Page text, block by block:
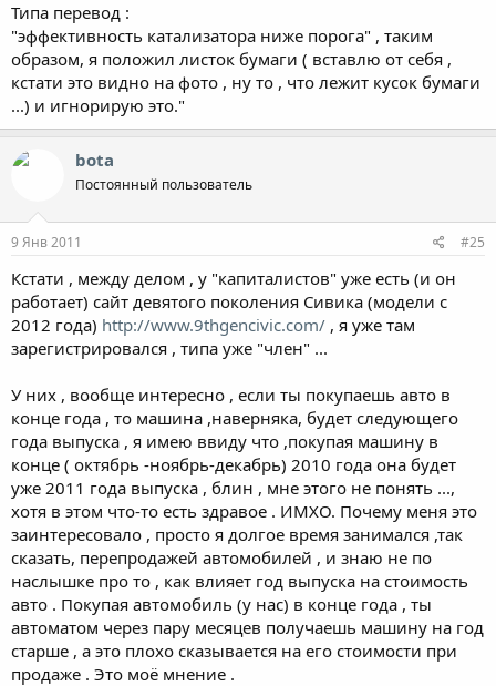
Типа перевод :
"эффективность катализатора ниже порога" , таким
образом, я положил листок бумаги ( вставлю от себя ,
кстати это видно на фото , ну то , что лежит кусок бумаги
...) и игнорирую это."
bota
Постоянный пользователь
9 Янв 2011 #25
Кстати , между делом , у "капиталистов" уже есть (и он
работает) сайт девятого поколения Сивика (модели с
2012 года) http://www.9thgencivic.com/ , я уже там
зарегистрировался , типа уже "член" ...
У них , вообще интересно , если ты покупаешь авто в
конце года , то машина ,наверняка, будет следующего
года выпуска , я имею ввиду что ,покупая машину в
конце ( октябрь -ноябрь-декабрь) 2010 года она будет
уже 2011 года выпуска , блин , мне этого не понять ...,
хотя в этом что-то есть здравое . ИМХО. Почему меня это
заинтересовало , просто я долгое время занимался ,так
сказать, перепродажей автомобилей , и знаю не по
наслышке про то , как влияет год выпуска на стоимость
авто . Покупая автомобиль (у нас) в конце года , ты
автоматом через пару месяцев получаешь машину на год
старше , а это плохо сказывается на его стоимости при
продаже . Это моё мнение .